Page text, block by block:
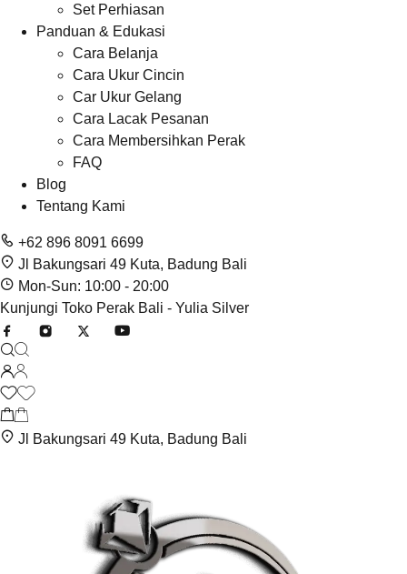
Set Perhiasan
Panduan & Edukasi
Cara Belanja
Cara Ukur Cincin
Car Ukur Gelang
Cara Lacak Pesanan
Cara Membersihkan Perak
FAQ
Blog
Tentang Kami
+62 896 8091 6699
Jl Bakungsari 49 Kuta, Badung Bali
Mon-Sun: 10:00 - 20:00
Kunjungi Toko Perak Bali - Yulia Silver
Jl Bakungsari 49 Kuta, Badung Bali